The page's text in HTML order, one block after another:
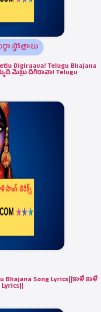
స్తోత్రాలు
Digiraava! Telugu Bhajana
మెట్లు దిగిరావా! Telugu
Bhajana Song Lyrics||కాళే కాళే